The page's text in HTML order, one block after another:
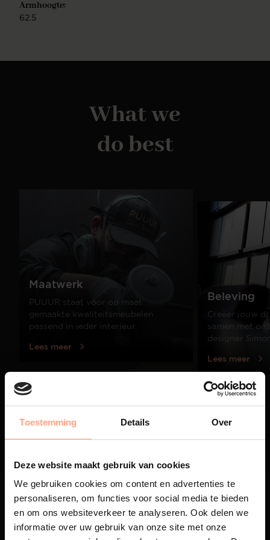
Toestemming Details Over
Deze website maakt gebruik van cookies
We gebruiken cookies om content en advertenties te
personaliseren, om functies voor social media te bieden
en om ons websiteverkeer te analyseren. Ook delen we
informatie over uw gebruik van onze site met onze
Armhoogte:
62.5
What we
do best
Maatwerk
PUUUR staat voor op maat
gemaakte kwaliteitsmeubelen
passend in ieder interieur.
Lees meer
Beleving
Creëer jouw
samen met
designer
Lees meer